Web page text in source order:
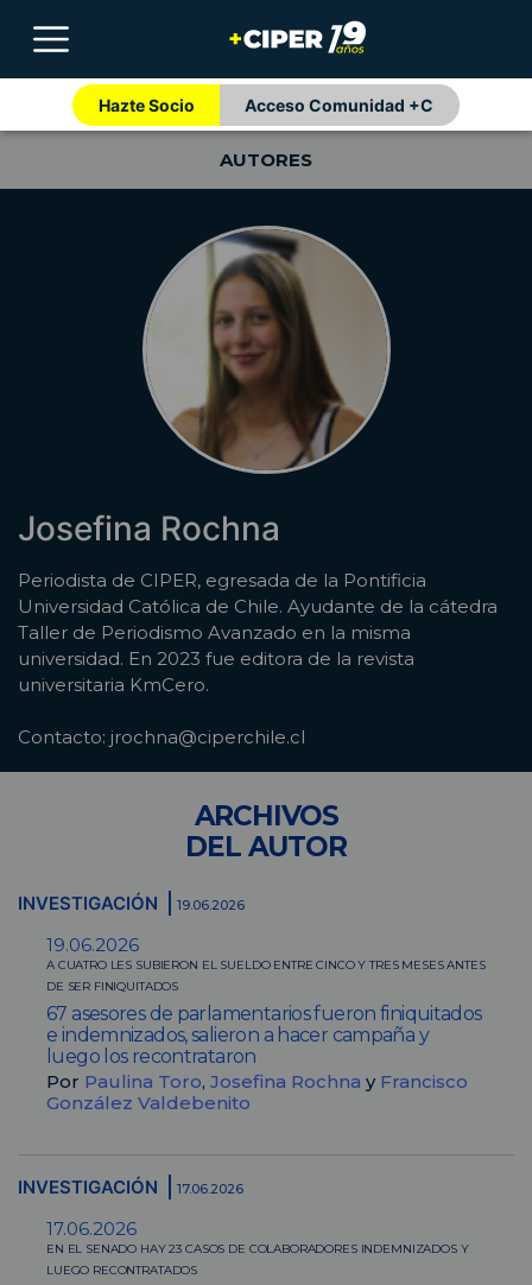
Hazte Socio Acceso Comunidad +C
AUTORES
Josefina Rochna
Periodista de CIPER, egresada de la Pontificia
Universidad Católica de Chile. Ayudante de la cátedra
Taller de Periodismo Avanzado en la misma
universidad. En 2023 fue editora de la revista
universitaria KmCero.
Contacto: jrochna@ciperchile.cl
ARCHIVOS
DEL AUTOR
INVESTIGACIÓN 19.06.2026
19.06.2026
A CUATRO LES SUBIERON EL SUELDO ENTRE CINCO Y TRES MESES ANTES
DE SER FINIQUITADOS
67 asesores de parlamentarios fueron finiquitados
e indemnizados, salieron a hacer campaña y
luego los recontrataron
Por Paulina Toro, Josefina Rochna y Francisco
González Valdebenito
INVESTIGACIÓN 17.06.2026
17.06.2026
EN EL SENADO HAY 23 CASOS DE COLABORADORES INDEMNIZADOS Y
LUEGO RECONTRATADOS